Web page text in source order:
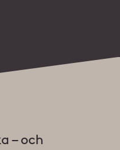
– och